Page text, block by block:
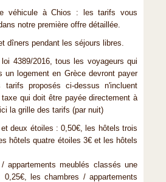
véhicule à Chios : les tarifs vous
notre première offre détaillée.
dîners pendant les séjours libres.
4389/2016, tous les voyageurs qui
un logement en Grèce devront payer
proposés ci-dessus n'incluent
qui doit être payée directement à
la grille des tarifs (par nuit)
deux étoiles : 0,50€, les hôtels trois
hôtels quatre étoiles 3€ et les hôtels
appartements meublés classés une
les chambres / appartements